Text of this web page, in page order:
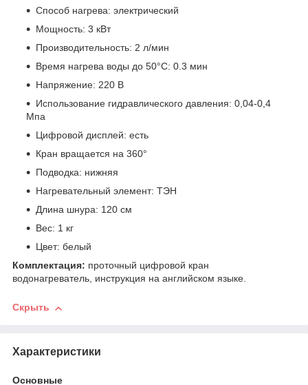
Способ нагрева: электрический
Мощность: 3 кВт
Производительность: 2 л/мин
Время нагрева воды до 50°С: 0.3 мин
Напряжение: 220 В
Использование гидравлического давления: 0,04-0,4
Мпa
Цифровой дисплей: есть
Кран вращается на 360°
Подводка: нижняя
Нагревательный элемент: ТЭН
Длина шнура: 120 см
Вес: 1 кг
Цвет: белый
Комплектация: проточный цифровой кран
водонагреватель, инструкция на английском языке.
Скрыть
Характеристики
Основные